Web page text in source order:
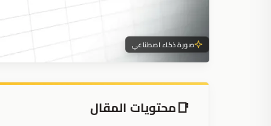
صورة ذكاء اصطناعي
محتويات المقال